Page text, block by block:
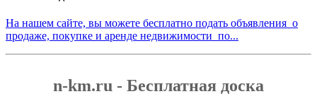
На нашем сайте, вы можете бесплатно подать объявления о
продаже, покупке и аренде недвижимости по...
n-km.ru - Бесплатная доска